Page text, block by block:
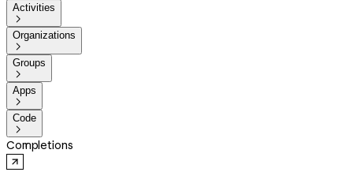
Activities

Organizations

Groups

Apps

Code

Completions